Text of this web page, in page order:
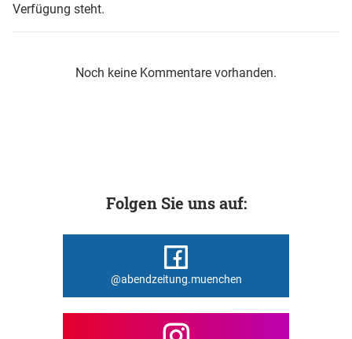
Verfügung steht.
Noch keine Kommentare vorhanden.
Folgen Sie uns auf:
@abendzeitung.muenchen